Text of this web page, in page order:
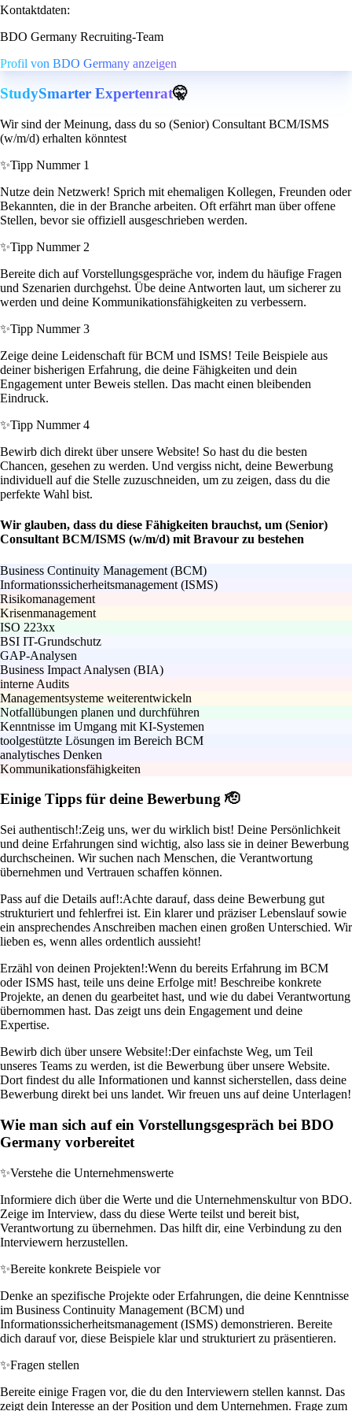
Kontaktdaten:
BDO Germany Recruiting-Team
Profil von BDO Germany anzeigen
StudySmarter Expertenrat🤫
Wir sind der Meinung, dass du so (Senior) Consultant BCM/ISMS
(w/m/d) erhalten könntest
✨Tipp Nummer 1
Nutze dein Netzwerk! Sprich mit ehemaligen Kollegen, Freunden oder
Bekannten, die in der Branche arbeiten. Oft erfährt man über offene
Stellen, bevor sie offiziell ausgeschrieben werden.
✨Tipp Nummer 2
Bereite dich auf Vorstellungsgespräche vor, indem du häufige Fragen
und Szenarien durchgehst. Übe deine Antworten laut, um sicherer zu
werden und deine Kommunikationsfähigkeiten zu verbessern.
✨Tipp Nummer 3
Zeige deine Leidenschaft für BCM und ISMS! Teile Beispiele aus
deiner bisherigen Erfahrung, die deine Fähigkeiten und dein
Engagement unter Beweis stellen. Das macht einen bleibenden
Eindruck.
✨Tipp Nummer 4
Bewirb dich direkt über unsere Website! So hast du die besten
Chancen, gesehen zu werden. Und vergiss nicht, deine Bewerbung
individuell auf die Stelle zuzuschneiden, um zu zeigen, dass du die
perfekte Wahl bist.
Wir glauben, dass du diese Fähigkeiten brauchst, um (Senior)
Consultant BCM/ISMS (w/m/d) mit Bravour zu bestehen
Business Continuity Management (BCM)
Informationssicherheitsmanagement (ISMS)
Risikomanagement
Krisenmanagement
ISO 223xx
BSI IT-Grundschutz
GAP-Analysen
Business Impact Analysen (BIA)
interne Audits
Managementsysteme weiterentwickeln
Notfallübungen planen und durchführen
Kenntnisse im Umgang mit KI-Systemen
toolgestützte Lösungen im Bereich BCM
analytisches Denken
Kommunikationsfähigkeiten
Einige Tipps für deine Bewerbung 🫡
Sei authentisch!:Zeig uns, wer du wirklich bist! Deine Persönlichkeit
und deine Erfahrungen sind wichtig, also lass sie in deiner Bewerbung
durchscheinen. Wir suchen nach Menschen, die Verantwortung
übernehmen und Vertrauen schaffen können.
Pass auf die Details auf!:Achte darauf, dass deine Bewerbung gut
strukturiert und fehlerfrei ist. Ein klarer und präziser Lebenslauf sowie
ein ansprechendes Anschreiben machen einen großen Unterschied. Wir
lieben es, wenn alles ordentlich aussieht!
Erzähl von deinen Projekten!:Wenn du bereits Erfahrung im BCM
oder ISMS hast, teile uns deine Erfolge mit! Beschreibe konkrete
Projekte, an denen du gearbeitet hast, und wie du dabei Verantwortung
übernommen hast. Das zeigt uns dein Engagement und deine
Expertise.
Bewirb dich über unsere Website!:Der einfachste Weg, um Teil
unseres Teams zu werden, ist die Bewerbung über unsere Website.
Dort findest du alle Informationen und kannst sicherstellen, dass deine
Bewerbung direkt bei uns landet. Wir freuen uns auf deine Unterlagen!
Wie man sich auf ein Vorstellungsgespräch bei BDO
Germany vorbereitet
✨Verstehe die Unternehmenswerte
Informiere dich über die Werte und die Unternehmenskultur von BDO.
Zeige im Interview, dass du diese Werte teilst und bereit bist,
Verantwortung zu übernehmen. Das hilft dir, eine Verbindung zu den
Interviewern herzustellen.
✨Bereite konkrete Beispiele vor
Denke an spezifische Projekte oder Erfahrungen, die deine Kenntnisse
im Business Continuity Management (BCM) und
Informationssicherheitsmanagement (ISMS) demonstrieren. Bereite
dich darauf vor, diese Beispiele klar und strukturiert zu präsentieren.
✨Fragen stellen
Bereite einige Fragen vor, die du den Interviewern stellen kannst. Das
zeigt dein Interesse an der Position und dem Unternehmen. Frage zum